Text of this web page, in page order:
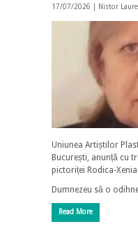
17/07/2026 | Nistor
Uniunea Artiștilor
București, anunță cu
pictoriței Rodica-
Dumnezeu să o
Read More